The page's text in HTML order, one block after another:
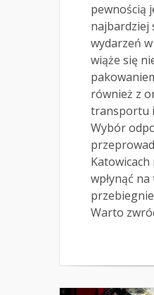
pewnością
najbardziej
wydarzeń
wiąże się
również z
transportu
Wybór
Katowicach
wpłynąć
przebiegnie
Warto